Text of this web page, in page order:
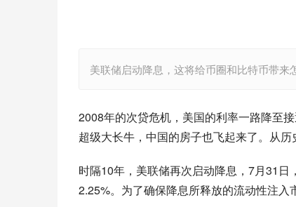
美联储启动降息，这将给币圈和比特币带来
2008年的次贷危机，美国的利率一路降至
超级大长牛，中国的房子也飞起来了。从
时隔10年，美联储再次启动降息，7月31
2.25%。为了确保降息所释放的流动性注入